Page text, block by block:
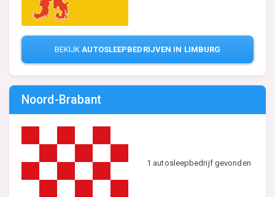
BEKIJKAUTOSLEEPBEDRIJVEN IN LIMBURG
Noord-Brabant
1 autosleepbedrijf gevonden